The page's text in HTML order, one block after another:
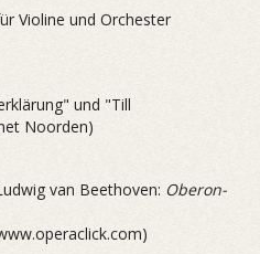
Violine und Orchester
und "Till
Noorden)
van Beethoven: Oberon-